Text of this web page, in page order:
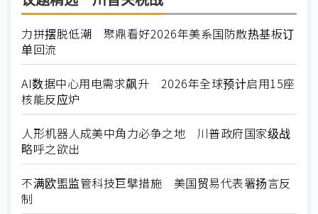
力拼摆脱低潮 聚鼎看好2026年美系国防散热基板订
单回流
AI数据中心用电需求飙升 2026年全球预计启用15座
核能反应炉
人形机器人成美中角力必争之地 川普政府国家级战
略呼之欲出
不满欧盟监管科技巨擘措施 美国贸易代表署扬言反
制